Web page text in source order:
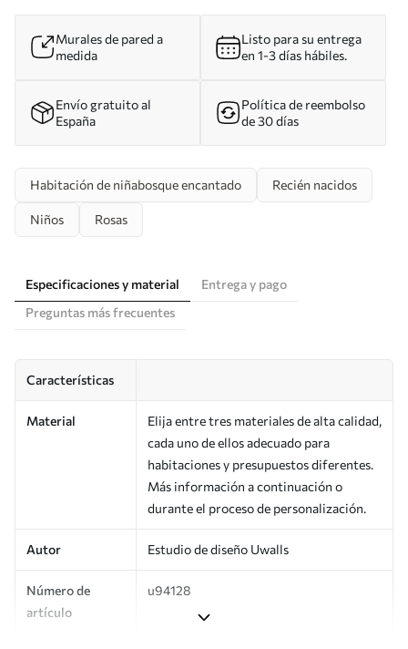
Murales de pared a
medida
Listo para su entrega
en 1-3 días hábiles.
Envío gratuito al
España
Política de reembolso
de 30 días
Habitación de niñabosque encantado Recién nacidos
Niños Rosas
Especificaciones y material
Entrega y pago
Preguntas más frecuentes
Características
Material
Elija entre tres materiales de alta calidad,
cada uno de ellos adecuado para
habitaciones y presupuestos diferentes.
Más información a continuación o
durante el proceso de personalización.
Autor Estudio de diseño Uwalls
Número de
artículo
u94128